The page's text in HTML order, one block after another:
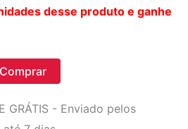
desse produto e ganhe
Comprar
GRÁTIS - Enviado pelos